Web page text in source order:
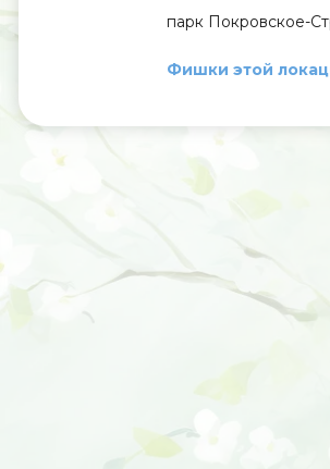
парк Покровское-
Фишки этой